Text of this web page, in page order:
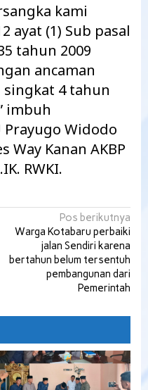
kami
ayat (1) Sub pasal
tahun 2009
ancaman
4 tahun
imbuh
Prayugo Widodo
Way Kanan AKBP
RWKI.
Pos berikutnya
Warga Kotabaru perbaiki
jalan Sendiri karena
bertahun belum tersentuh
pembangunan dari
Pemerintah